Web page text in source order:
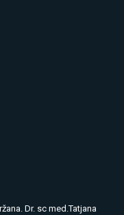
Dr. sc med.Tatjana